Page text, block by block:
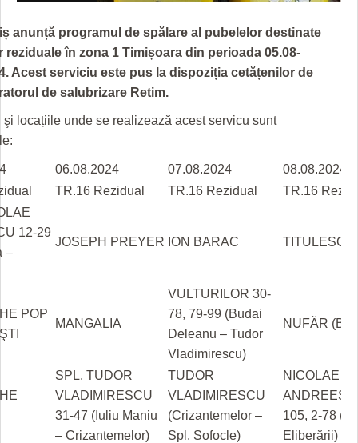
GRĂDINA TAICII DOMNULUI
ZIARISTU’ DE TERASĂ
CU OIŞTEA-N KIERKEGAARD
CRONICĂ DE FILM
UNDE MERGEM
FILME DOCUMENTARE
ACCIDENTE
ANUNŢURI
INFO SI UTILE
JUSTITIE
FARMACII DIN TIMIŞOARA
LICEE, ŞCOLI ŞI GRĂDINIŢE DIN TIMIŞ
PRIMĂRIILE DIN TIMIŞ
anunță programul de spălare al pubelelor destinate
reziduale în zona 1 Timișoara din perioada 05.08-
Acest serviciu este pus la dispoziția cetățenilor de
de salubrizare Retim.
şi locațiile unde se realizează acest servicu sunt
06.08.2024 07.08.2024
08.08.2024
TR.16 Rezidual TR.16 Rezidual
TR.16
12-29
–
JOSEPH PREYER ION BARAC TITULESCU
POP
MANGALIA
VULTURILOR 30-
78, 79-99 (Budai
Deleanu – Tudor
Vladimirescu)
NUFĂR
SPL. TUDOR
VLADIMIRESCU
31-47 (Iuliu Maniu
– Crizantemelor)
TUDOR
VLADIMIRESCU
(Crizantemelor –
Spl. Sofocle)
NICOLAE
105, 2-78
Eliberării)